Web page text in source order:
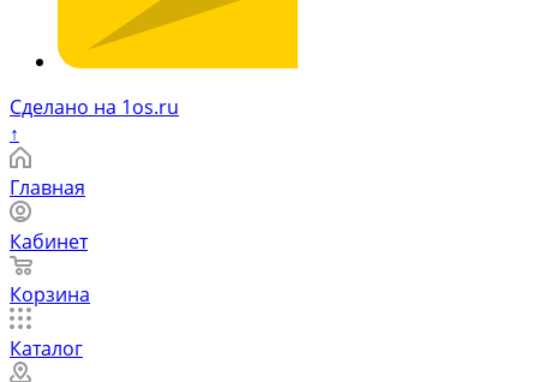
Сделано на 1os.ru
↑
Главная
Кабинет
Корзина
Каталог